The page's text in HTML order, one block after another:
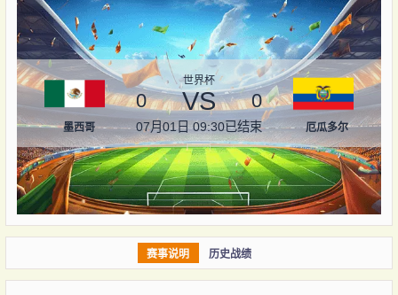
播
播
墨西哥
世界杯
0 VS 0
07月01日 09:30已结束 厄瓜多尔
赛事说明 历史战绩